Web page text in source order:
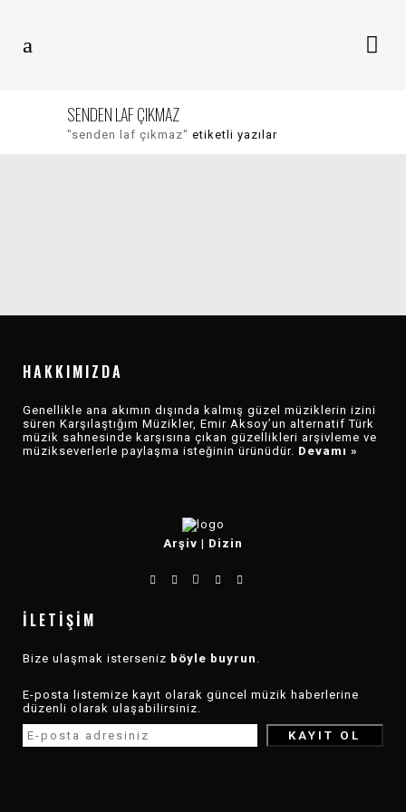
SENDEN LAF ÇIKMAZ
"senden laf çıkmaz" etiketli yazılar
HAKKIMIZDA
Genellikle ana akımın dışında kalmış güzel müziklerin izini
süren Karşılaştığım Müzikler, Emir Aksoy’un alternatif Türk
müzik sahnesinde karşısına çıkan güzellikleri arşivleme ve
müzikseverlerle paylaşma isteğinin ürünüdür. Devamı »
Arşiv | Dizin
İLETIŞIM
Bize ulaşmak isterseniz böyle buyrun .
E-posta listemize kayıt olarak güncel müzik haberlerine
düzenli olarak ulaşabilirsiniz.